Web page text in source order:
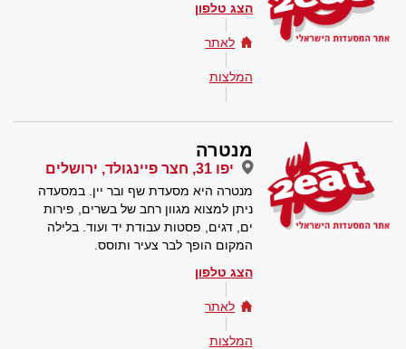
הצג טלפון
לאתר
המלצות
מנטרה
יפו 31, חצר פיינגולד, ירושלים
מנטרה היא מסעדת שף ובר יין. במסעדה
ניתן למצוא מגוון רחב של בשרים, פירות
ים, דגים, פסטות עבודת יד ועוד. בלילה
המקום הופך לבר צעיר ותוסס.
הצג טלפון
לאתר
המלצות